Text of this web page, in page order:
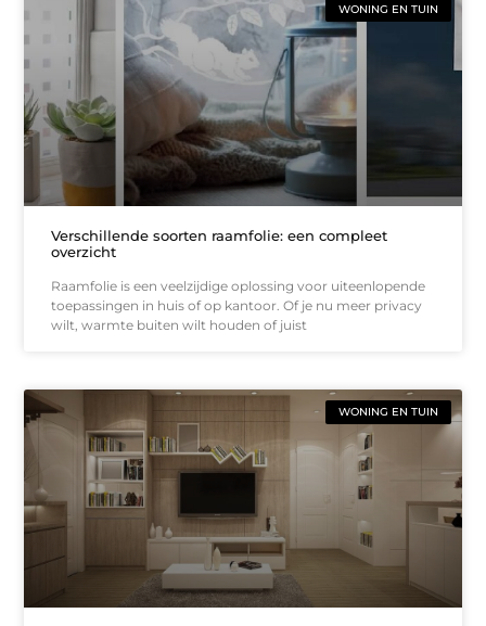
WONING EN TUIN
Verschillende soorten raamfolie: een compleet
overzicht
Raamfolie is een veelzijdige oplossing voor uiteenlopende
toepassingen in huis of op kantoor. Of je nu meer privacy
wilt, warmte buiten wilt houden of juist
WONING EN TUIN